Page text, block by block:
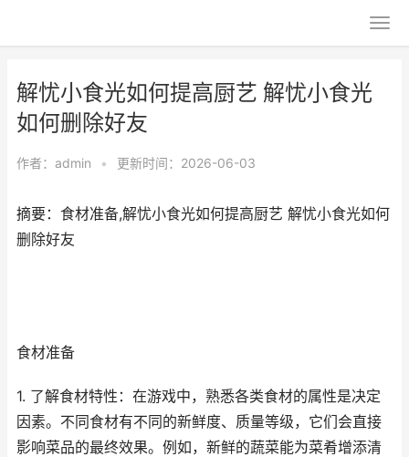
解忧小食光如何提高厨艺 解忧小食光
如何删除好友
作者： admin • 更新时间：2026-06-03
摘要：食材准备,解忧小食光如何提高厨艺 解忧小食光如何
删除好友
食材准备
1. 了解食材特性：在游戏中，熟悉各类食材的属性是决定
因素。不同食材有不同的新鲜度、质量等级，它们会直接
影响菜品的最终效果。例如，新鲜的蔬菜能为菜肴增添清